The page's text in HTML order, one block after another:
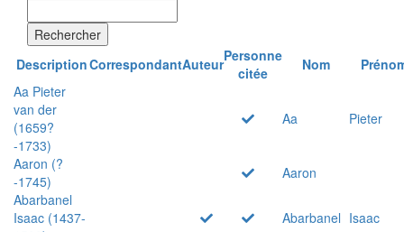
Rechercher
DescriptionCorrespondantAuteurPersonne
citée
Nom
Aa Pieter
van der
(1659?
-1733)
Aa Pieter
Aaron (?
-1745)
Aaron
Abarbanel
Isaac (1437-
Abarbanel Isaac